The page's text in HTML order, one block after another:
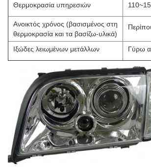
Θερμοκρασία υπηρεσιών
Ανοικτός χρόνος (βασισμένος στη
θερμοκρασία και τα βασίζω-υλικά)
Ιξώδες λειωμένων μετάλλων Γύρω